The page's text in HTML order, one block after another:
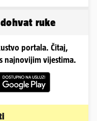
ruke
portala. Čitaj,
najnovijim vijestima.